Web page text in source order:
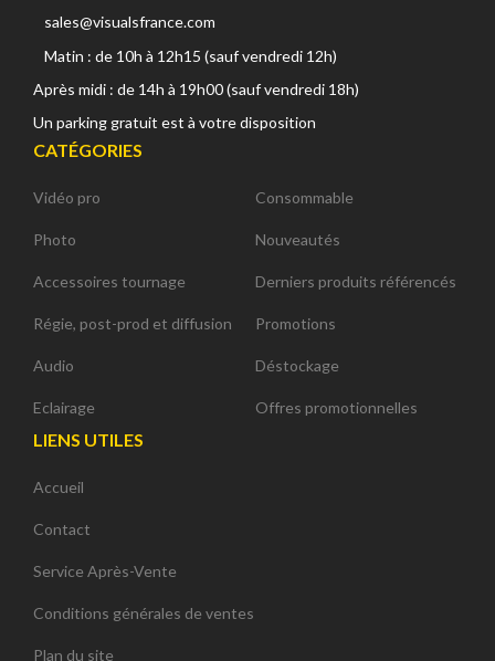
sales@visualsfrance.com
Matin : de 10h à 12h15 (sauf vendredi 12h)
Après midi : de 14h à 19h00 (sauf vendredi 18h)
Un parking gratuit est à votre disposition
CATÉGORIES
Vidéo pro
Photo
Accessoires tournage
Régie, post-prod et diffusion
Audio
Eclairage
Consommable
Nouveautés
Derniers produits référencés
Promotions
Déstockage
Offres promotionnelles
LIENS UTILES
Accueil
Contact
Service Après-Vente
Conditions générales de ventes
Plan du site